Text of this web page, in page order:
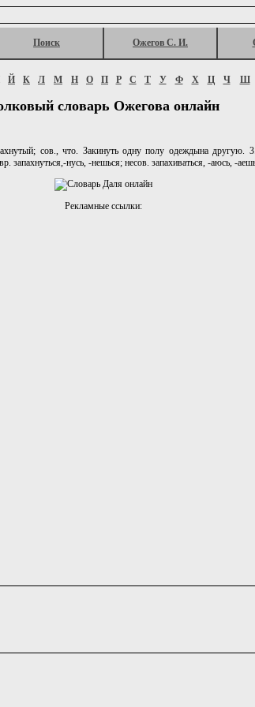
Поиск Ожегов С. И.
Й К Л М Н О П Р С Т У Ф Х Ц Ч Ш
словарь Ожегова онлайн
сов., что. Закинуть одну полу одеждына другую.
запахнуться,-нусь, -нешься; несов. запахиваться, -аюсь, -
Рекламные ссылки: